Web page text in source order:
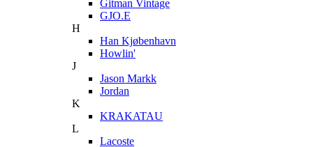
Gitman Vintage
GJO.E
H
Han Kjøbenhavn
Howlin'
J
Jason Markk
Jordan
K
KRAKATAU
L
Lacoste